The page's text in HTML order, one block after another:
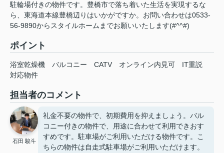
駐輪場付きの物件です。豊橋市で落ち着いた生活を実現するな
ら、東海道本線豊橋辺りはいかがですか。お問い合わせは0533-
56-9890からスタイルホームまでお願いいたします(#^^#)
ポイント
浴室乾燥機 バルコニー CATV オンライン内見可
IT重説
対応物件
担当者のコメント
石田 駿斗
礼金不要の物件で、初期費用を抑えましょう。バル
コニー付きの物件で、用途に合わせて利用できおす
すめです。駐車場がご利用いただける物件です。こ
ちらの物件は自走式駐車場がご利用いただけます。